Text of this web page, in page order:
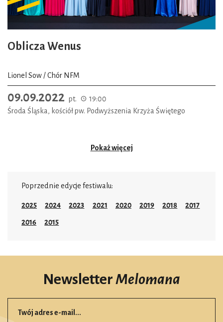
Oblicza Wenus
Lionel Sow / Chór NFM
09.09.2022 pt.
19:00
Środa Śląska, kościół pw. Podwyższenia Krzyża Świętego
Pokaż więcej
Poprzednie edycje festiwalu:
2025 2024 2023 2021 2020 2019 2018 2017
2016 2015
NewsletterMelomana